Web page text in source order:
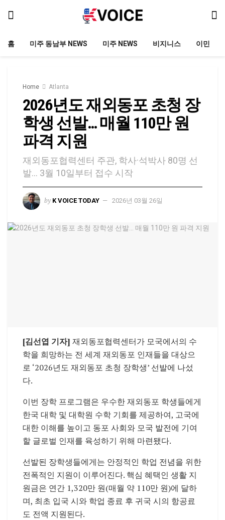
홈 미주 동남부 NEWS 미주 NEWS 비지니스 이민
Home Atlanta
2026년도 재외동포 초청 장
학생 선발… 매월 110만 원
파격 지원
재외동포협력센터 주관, 학사·석박사 80명 선
발… 3월 10일부터 접수 시작
by K VOICE TODAY 2026년 03월 26일
[김선엽 기자] 재외동포협력센터가 모국에서의 수
학을 희망하는 전 세계 재외동포 인재들을 대상으
로 ‘2026년도 재외동포 초청 장학생’ 선발에 나섰
다.
이번 장학 프로그램은 우수한 재외동포 학생들에게
한국 대학 및 대학원 수학 기회를 제공하여, 고국에
대한 이해를 높이고 동포 사회와 모국 발전에 기여
할 글로벌 인재를 육성하기 위해 마련됐다.
선발된 장학생들에게는 안정적인 학업 전념을 위한
전폭적인 지원이 이루어진다. 핵심 혜택인 생활 지
원금은 연간 1,320만 원(매월 약 110만 원)에 달하
며, 최초 입국 시와 학업 종료 후 귀국 시의 항공료
도 전액 지원된다.